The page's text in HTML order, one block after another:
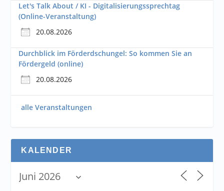
Let's Talk About / KI - Digitalisierungssprechtag
(Online-Veranstaltung)
20.08.2026
Durchblick im Förderdschungel: So kommen Sie an
Fördergeld (online)
20.08.2026
alle Veranstaltungen
KALENDER